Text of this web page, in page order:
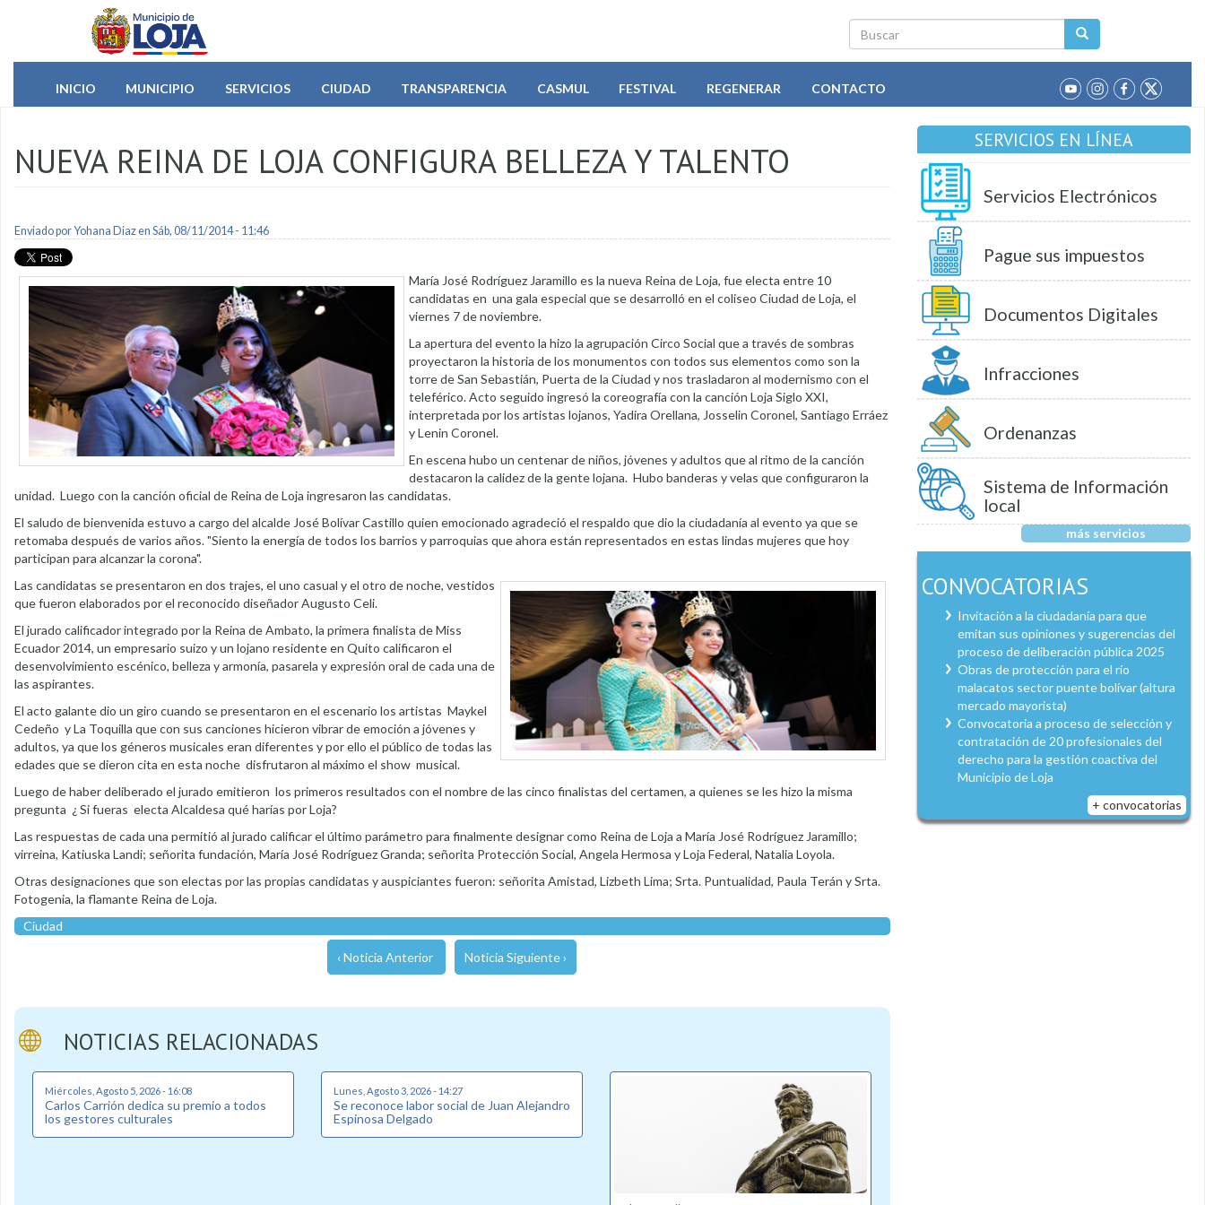
Pasar al contenido principal
Buscar
INICIO
MUNICIPIO SERVICIOS CIUDAD TRANSPARENCIA CASMUL FESTIVAL REGENERAR CONTACTO
NUEVA REINA DE LOJA CONFIGURA BELLEZA Y TALENTO
Enviado porYohana Diazen Sáb, 08/11/2014 - 11:46
María José Rodríguez Jaramillo es la nueva Reina de Loja, fue electa entre 10
candidatas en una gala especial que se desarrolló en el coliseo Ciudad de Loja, el
viernes 7 de noviembre.
La apertura del evento la hizo la agrupación Circo Social que a través de sombras
proyectaron la historia de los monumentos con todos sus elementos como son la
torre de San Sebastián, Puerta de la Ciudad y nos trasladaron al modernismo con el
teleférico. Acto seguido ingresó la coreografía con la canción Loja Siglo XXI,
interpretada por los artistas lojanos, Yadira Orellana, Josselin Coronel, Santiago Erráez
y Lenin Coronel.
En escena hubo un centenar de niños, jóvenes y adultos que al ritmo de la canción
destacaron la calidez de la gente lojana. Hubo banderas y velas que configuraron la
unidad. Luego con la canción oficial de Reina de Loja ingresaron las candidatas.
El saludo de bienvenida estuvo a cargo del alcalde José Bolívar Castillo quien emocionado agradeció el respaldo que dio la ciudadanía al evento ya que se
retomaba después de varios años. "Siento la energía de todos los barrios y parroquias que ahora están representados en estas lindas mujeres que hoy
participan para alcanzar la corona".
Las candidatas se presentaron en dos trajes, el uno casual y el otro de noche, vestidos
que fueron elaborados por el reconocido diseñador Augusto Celi.
El jurado calificador integrado por la Reina de Ambato, la primera finalista de Miss
Ecuador 2014, un empresario suizo y un lojano residente en Quito calificaron el
desenvolvimiento escénico, belleza y armonía, pasarela y expresión oral de cada una de
las aspirantes.
El acto galante dio un giro cuando se presentaron en el escenario los artistas Maykel
Cedeño y La Toquilla que con sus canciones hicieron vibrar de emoción a jóvenes y
adultos, ya que los géneros musicales eran diferentes y por ello el público de todas las
edades que se dieron cita en esta noche disfrutaron al máximo el show musical.
Luego de haber deliberado el jurado emitieron los primeros resultados con el nombre de las cinco finalistas del certamen, a quienes se les hizo la misma
pregunta ¿ Si fueras electa Alcaldesa qué harías por Loja?
Las respuestas de cada una permitió al jurado calificar el último parámetro para finalmente designar como Reina de Loja a María José Rodríguez Jaramillo;
virreina, Katiuska Landi; señorita fundación, María José Rodríguez Granda; señorita Protección Social, Angela Hermosa y Loja Federal, Natalia Loyola.
Otras designaciones que son electas por las propias candidatas y auspiciantes fueron: señorita Amistad, Lizbeth Lima; Srta. Puntualidad, Paula Terán y Srta.
Fotogenia, la flamante Reina de Loja.
Ciudad
‹ Noticia Anterior Noticia Siguiente ›
NOTICIAS RELACIONADAS
Miércoles, Agosto 5, 2026 - 16:08
Carlos Carrión dedica su premio a todos
los gestores culturales
Lunes, Agosto 3, 2026 - 14:27
Se reconoce labor social de Juan Alejandro
Espinosa Delgado
SERVICIOS EN LÍNEA
Servicios Electrónicos
Pague sus impuestos
Documentos Digitales
Infracciones
Ordenanzas
Sistema de Información
local
más servicios
CONVOCATORIAS
Invitación a la ciudadanía para que
emitan sus opiniones y sugerencias del
proceso de deliberación pública 2025
Obras de protección para el río
malacatos sector puente bolívar (altura
mercado mayorista)
Convocatoria a proceso de selección y
contratación de 20 profesionales del
derecho para la gestión coactiva del
Municipio de Loja
+ convocatorias